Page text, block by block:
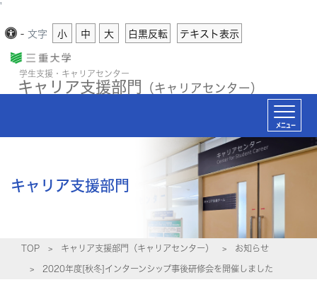
'
- 文字 小 中 大 白黒反転 テキスト表示
学生支援・キャリアセンター
キャリア支援部門 （キャリアセンター）
メニュー
キャリア支援部門
TOP キャリア支援部門（キャリアセンター） お知らせ
2020年度[秋冬]インターンシップ事後研修会を開催しました